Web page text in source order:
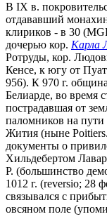
В IX в.
отдававший
клириков - в 30
дочерью кор. Карла
Ротруды, кор.
Кенсе, к югу от
956). К 970 г.
Белиарде, во время
пострадавшая от
паломников на пути
Жития (ныне
документы о
Хильдебертом
Р. (большинство
1012 г. (reversio; 28
связывался с
овсяном поле